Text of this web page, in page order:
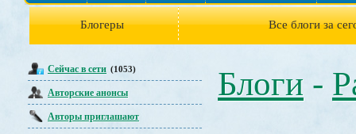
Блогеры Все блоги за
Сейчас в сети (1053)
Авторские анонсы
Авторы приглашают
Блоги -